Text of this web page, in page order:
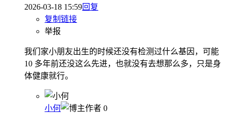
2026-03-18 15:59回复
复制链接
举报
我们家小朋友出生的时候还没有检测过什么基因，可能
10 多年前还没这么先进，也就没有去想那么多，只是身
体健康就行。
小何 作者 0